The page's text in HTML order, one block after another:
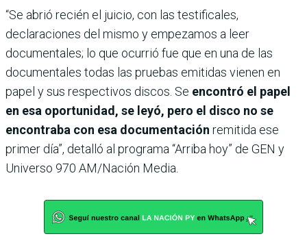
“Se abrió recién el juicio, con las testificales,
declaraciones del mismo y empezamos a leer
documentales; lo que ocurrió fue que en una de las
documentales todas las pruebas emitidas vienen en
papel y sus respectivos discos. Se encontró el papel
en esa oportunidad, se leyó, pero el disco no se
encontraba con esa documentación remitida ese
primer día”, detalló al programa “Arriba hoy” de GEN y
Universo 970 AM/Nación Media.